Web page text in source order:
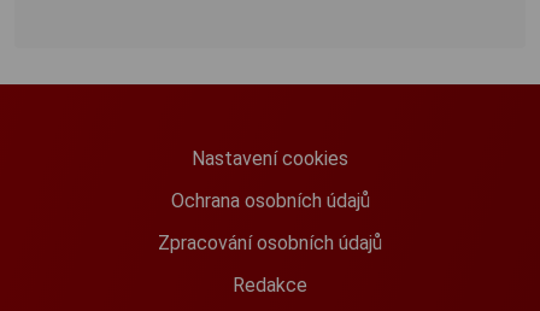
Nastavení cookies
Ochrana osobních údajů
Zpracování osobních údajů
Redakce